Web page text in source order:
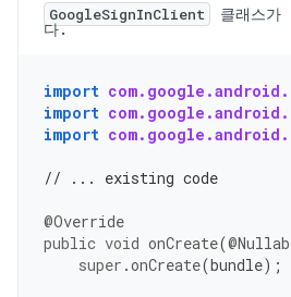
GoogleSignInClient 클래스가
다.
import
import
import
// ... existing code
@Override
public void onCreate(
super .onCreate(bundle);